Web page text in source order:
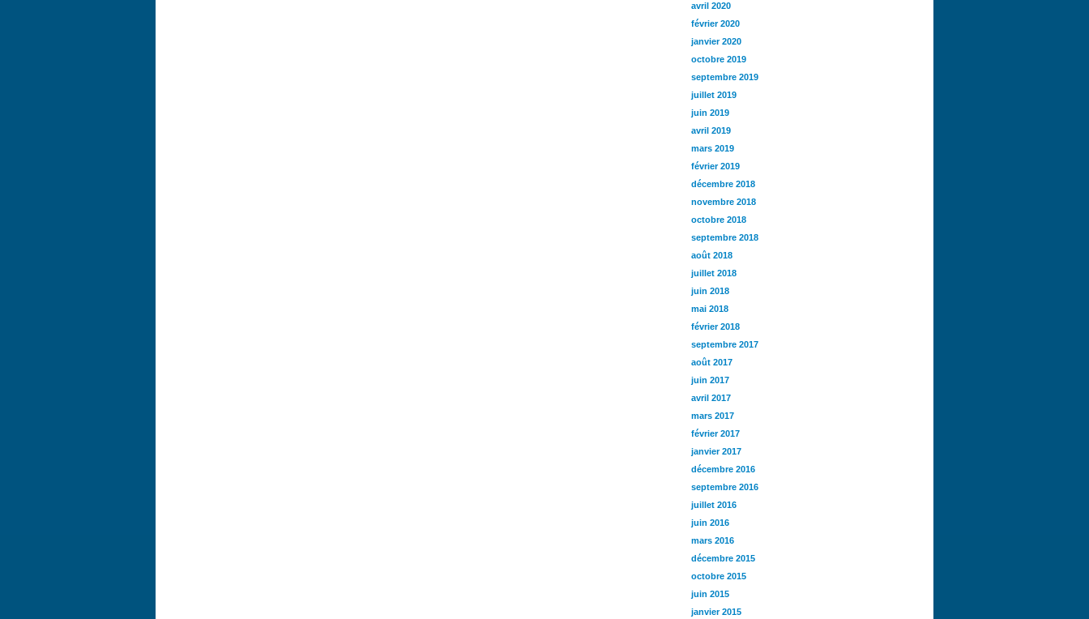
avril 2020
février 2020
janvier 2020
octobre 2019
septembre 2019
juillet 2019
juin 2019
avril 2019
mars 2019
février 2019
décembre 2018
novembre 2018
octobre 2018
septembre 2018
août 2018
juillet 2018
juin 2018
mai 2018
février 2018
septembre 2017
août 2017
juin 2017
avril 2017
mars 2017
février 2017
janvier 2017
décembre 2016
septembre 2016
juillet 2016
juin 2016
mars 2016
décembre 2015
octobre 2015
juin 2015
janvier 2015